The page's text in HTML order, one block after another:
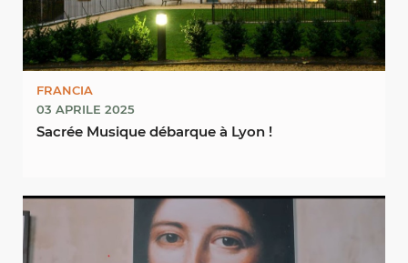
FRANCIA
03 APRILE 2025
Sacrée Musique débarque à Lyon !